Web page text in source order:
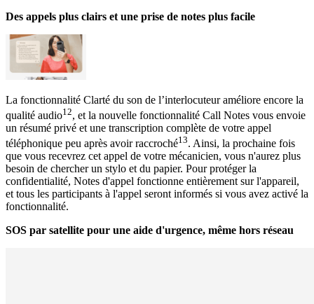
Des appels plus clairs et une prise de notes plus facile
La fonctionnalité Clarté du son de l’interlocuteur améliore encore la
qualité audio12, et la nouvelle fonctionnalité Call Notes vous envoie
un résumé privé et une transcription complète de votre appel
téléphonique peu après avoir raccroché13. Ainsi, la prochaine fois
que vous recevrez cet appel de votre mécanicien, vous n'aurez plus
besoin de chercher un stylo et du papier. Pour protéger la
confidentialité, Notes d'appel fonctionne entièrement sur l'appareil,
et tous les participants à l'appel seront informés si vous avez activé la
fonctionnalité.
SOS par satellite pour une aide d'urgence, même hors réseau